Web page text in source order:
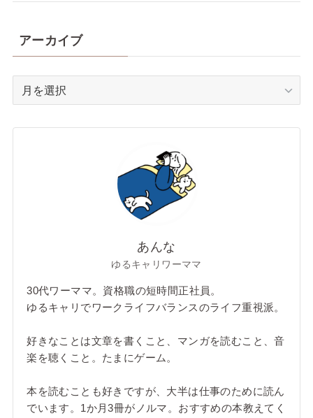
アーカイブ
あんな
ゆるキャリワーママ
30代ワーママ。資格職の短時間正社員。
ゆるキャリでワークライフバランスのライフ重視派。
好きなことは文章を書くこと、マンガを読むこと、音
楽を聴くこと。たまにゲーム。
本を読むことも好きですが、大半は仕事のために読ん
でいます。1か月3冊がノルマ。おすすめの本教えてく